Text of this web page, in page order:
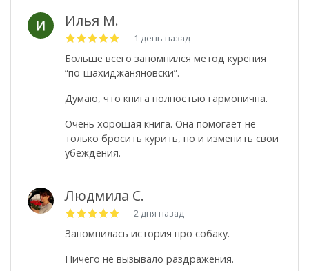
Илья М.
— 1 день назад
Больше всего запомнился метод курения
“по-шахиджаняновски”.
Думаю, что книга полностью гармонична.
Очень хорошая книга. Она помогает не
только бросить курить, но и изменить свои
убеждения.
Людмила С.
— 2 дня назад
Запомнилась история про собаку.
Ничего не вызывало раздражения.